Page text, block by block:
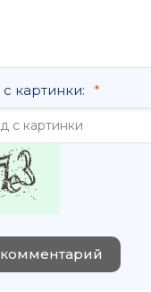
картинки: